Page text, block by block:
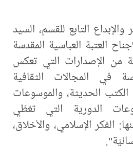
التابع للقسم، السيد
العتبة العباسية المقدسة
من الإصدارات التي تعكس
في المجالات الثقافية
الكتب الحديثة، والموسوعات
الدورية التي تغطّي
الفكر الإسلامي، والأخلاق،